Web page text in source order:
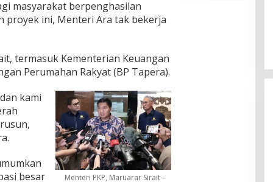
masyarakat berpenghasilan
proyek ini, Menteri Ara tak bekerja
termasuk Kementerian Keuangan
Perumahan Rakyat (BP Tapera).
Menteri PKP, Maruarar Sirait –
kami
besar